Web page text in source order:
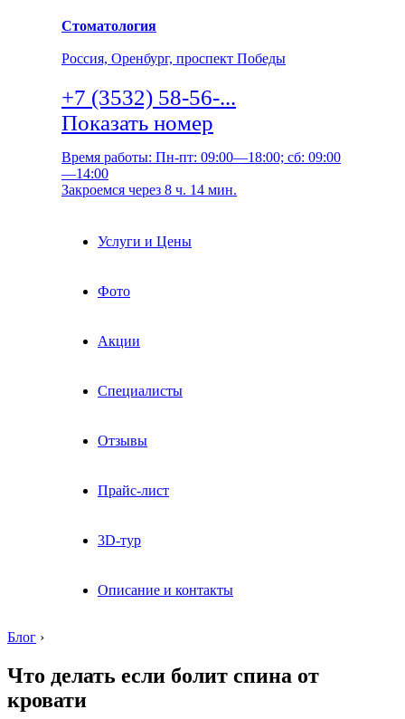
Стоматология
Россия, Оренбург, проспект Победы
+7 (3532) 58-56-...
Показать номер
Время работы: Пн-пт: 09:00—18:00; сб: 09:00
—14:00
Закроемся через 8 ч. 14 мин.
Услуги и Цены
Фото
Акции
Специалисты
Отзывы
Прайс-лист
3D-тур
Описание и контакты
Блог ›
Что делать если болит спина от
кровати